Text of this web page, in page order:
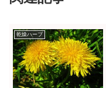
乾燥ハーブ